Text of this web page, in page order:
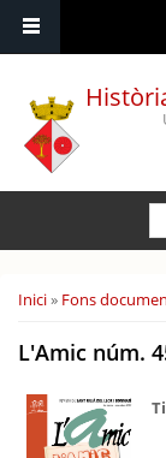
Esteu aquí
Inici» Fons
L'Amic núm.